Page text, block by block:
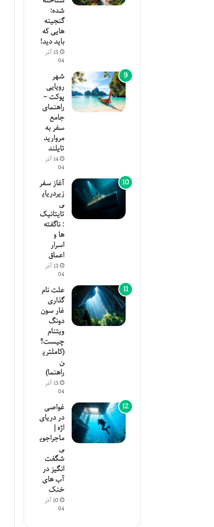
شده:
گنجینه
هایی که
باید دید!
15 آذر
04
شهر
رویایی
پوکت –
راهنمای
جامع
سفر به
مروارید
تایلند
14 آذر
04
آغاز سفر
زیردریای
ی
تایتانیک
: ناگفته
ها و
اسرار
اعماق
13 آذر
04
علت نام
گذاری
غار سون
دونگ
ویتنام
چیست؟
(کاملتری
ن
راهنما)
13 آذر
04
غواصی
در دریای
اژه |
ماجراجوی
ی
شگفت
انگیز در
آب های
خنک
10 آذر
04